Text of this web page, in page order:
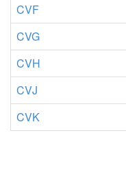
CVF
CVG
CVH
CVJ
CVK